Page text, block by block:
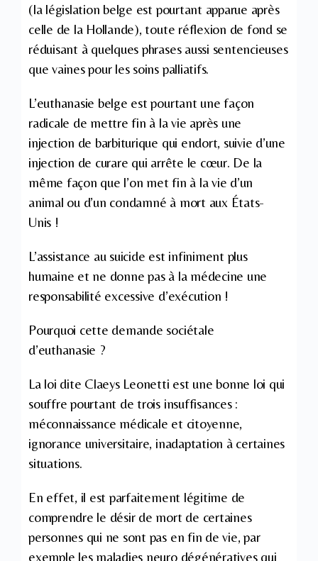
(la législation belge est pourtant apparue après
celle de la Hollande), toute réflexion de fond se
réduisant à quelques phrases aussi sentencieuses
que vaines pour les soins palliatifs.
L’euthanasie belge est pourtant une façon
radicale de mettre fin à la vie après une
injection de barbiturique qui endort, suivie d’une
injection de curare qui arrête le cœur. De la
même façon que l’on met fin à la vie d’un
animal ou d’un condamné à mort aux États-
Unis !
L’assistance au suicide est infiniment plus
humaine et ne donne pas à la médecine une
responsabilité excessive d’exécution !
Pourquoi cette demande sociétale
d’euthanasie ?
La loi dite Claeys Leonetti est une bonne loi qui
souffre pourtant de trois insuffisances :
méconnaissance médicale et citoyenne,
ignorance universitaire, inadaptation à certaines
situations.
En effet, il est parfaitement légitime de
comprendre le désir de mort de certaines
personnes qui ne sont pas en fin de vie, par
exemple les maladies neuro dégénératives qui